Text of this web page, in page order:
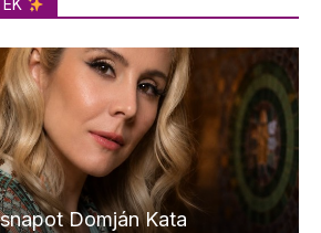
Domján Kata